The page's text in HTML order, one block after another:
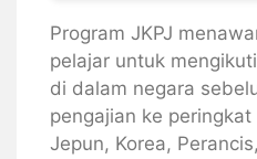
Program JKPJ
pelajar untuk
di dalam negara
pengajian ke
Jepun, Korea,